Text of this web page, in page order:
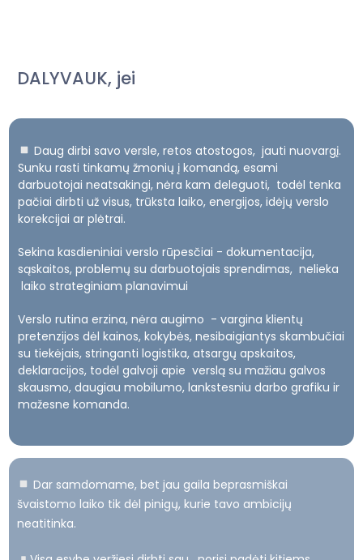
REGISTRACIJA NEMOKAMAI
DALYVAUK, jei
Daug dirbi savo versle, retos atostogos, jauti nuovargį.
Sunku rasti tinkamų žmonių į komandą, esami
darbuotojai neatsakingi, nėra kam deleguoti, todėl tenka
pačiai dirbti už visus, trūksta laiko, energijos, idėjų verslo
korekcijai ar plėtrai.
Sekina kasdieniniai verslo rūpesčiai - dokumentacija,
sąskaitos, problemų su darbuotojais sprendimas, nelieka
laiko strateginiam planavimui
Verslo rutina erzina, nėra augimo - vargina klientų
pretenzijos dėl kainos, kokybės, nesibaigiantys skambučiai
su tiekėjais, stringanti logistika, atsargų apskaitos,
deklaracijos, todėl galvoji apie verslą su mažiau galvos
skausmo, daugiau mobilumo, lankstesniu darbo grafiku ir
mažesne komanda.
Dar samdomame, bet jau gaila beprasmiškai
švaistomo laiko tik dėl pinigų, kurie tavo ambicijų
neatitinka.